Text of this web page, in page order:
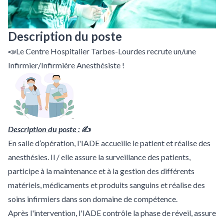
Description du poste
📣Le Centre Hospitalier Tarbes-Lourdes recrute un/une
Infirmier/Infirmière Anesthésiste !
Description du poste : ✍
En salle d’opération, l'IADE accueille le patient et réalise des
anesthésies. Il / elle assure la surveillance des patients,
participe à la maintenance et à la gestion des différents
matériels, médicaments et produits sanguins et réalise des
soins infirmiers dans son domaine de compétence.
Après l'intervention, l'IADE contrôle la phase de réveil, assure